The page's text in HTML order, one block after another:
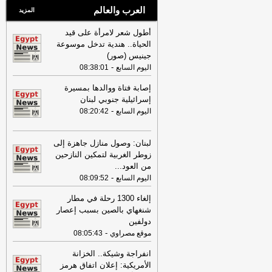
العرب والعالم المزيد
أطول شعر لامرأة على قيد
الحياة.. هندية تدخل موسوعة
جينيس (صور)
اليوم السابع -
08:38:01
إصابة فتاة ووالدها بمسيرة
إسرائيلية جنوبي لبنان
اليوم السابع -
08:20:42
لبنان: وصول منازل جاهزة إلى
زوطر الغربية لتمكين النازحين
من العود...
اليوم السابع -
08:09:52
إلغاء 1300 رحلة في مطار
شنغهاي بالصين بسبب إعصار
دولفين
موقع مصراوي -
08:05:43
انفراجة وشيكة.. الخزانة
الأمريكية: إعلان اتفاق هرمز